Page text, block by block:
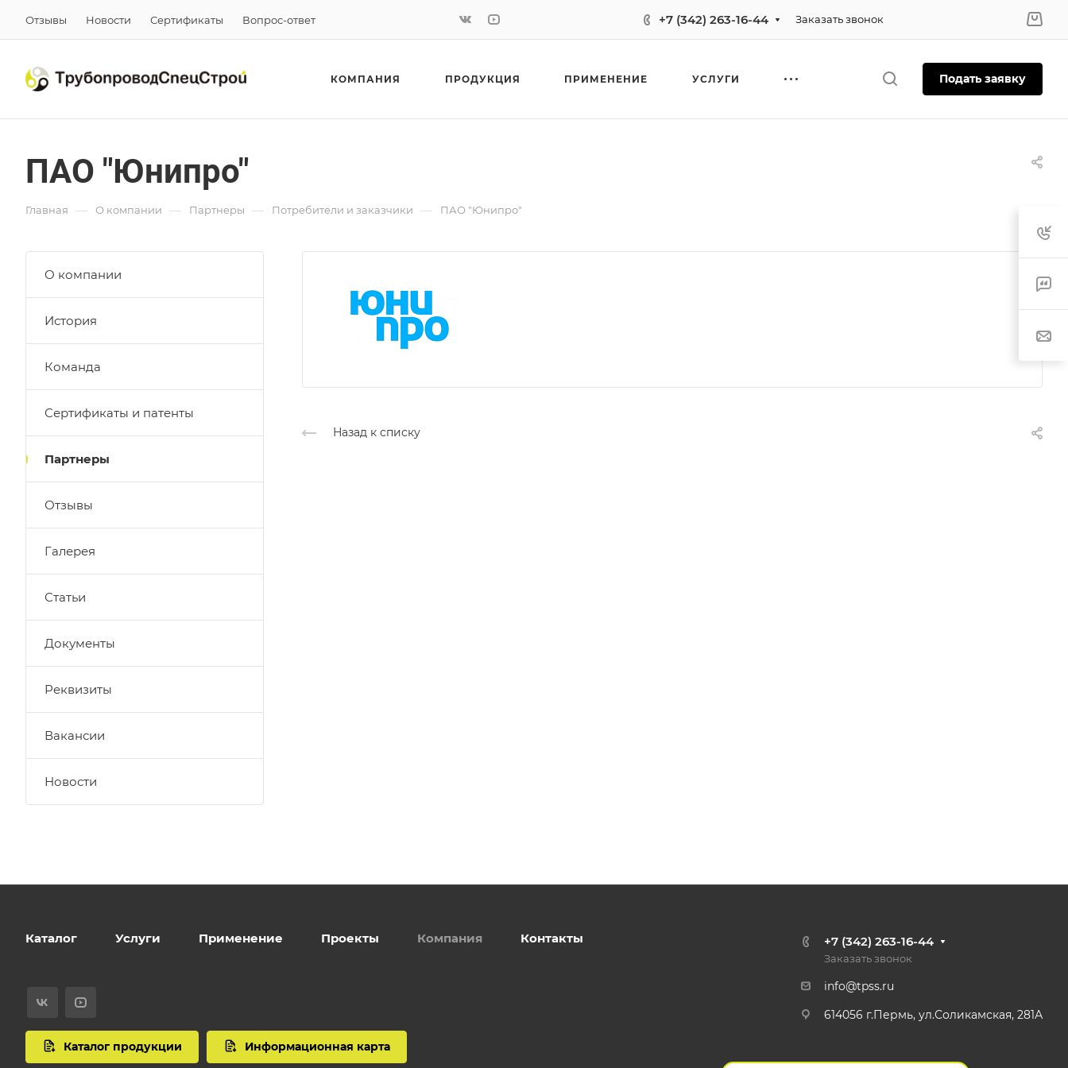
Отзывы Новости Сертификаты Вопрос-ответ +7 (342) 263-16-44 Заказать звонок
КОМПАНИЯ ПРОДУКЦИЯ ПРИМЕНЕНИЕ УСЛУГИ Подать заявку
ПАО "Юнипро"
Главная — О компании — Партнеры — Потребители и заказчики — ПАО "Юнипро"
Назад к списку
О компании
История
Команда
Сертификаты и патенты
Партнеры
Отзывы
Галерея
Статьи
Документы
Реквизиты
Вакансии
Новости
Каталог Услуги Применение Проекты Компания Контакты
Каталог продукции Информационная карта
+7 (342) 263-16-44
Заказать звонок
info@tpss.ru
614056 г.Пермь, ул.Соликамская, 281А